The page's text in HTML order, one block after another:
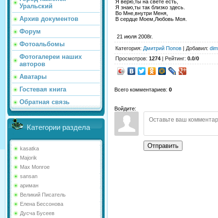
Уральский
Архив документов
Форум
Фотоальбомы
Фотогалереи наших
авторов
Аватары
Гостевая книга
Обратная связь
Категории раздела
kasatka
Majorik
Max Monroe
sansan
ариман
Великий Писатель
Елена Бессонова
Дусча Бусеев
Я верю,ты на свете есть,
Я знаю,ты так близко здесь.
Во Мне,внутри Меня,
В сердце Моем,Любовь Моя.
21 июля 2008г.
Категория: Дмитрий Попов | Добавил:
Просмотров: 1274 | Рейтинг: 0.0/0
Всего комментариев: 0
Войдите:
Отправить